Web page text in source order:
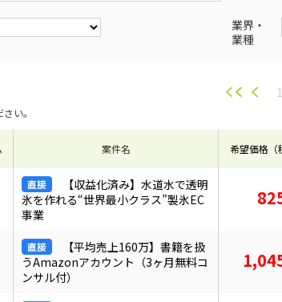
業界・
業種
1
い。
案件名 希望価格（
【収益化済み】水道水で透明
氷を作れる“世界最小クラス”製氷EC
事業
【平均売上160万】書籍を扱
うAmazonアカウント（3ヶ月無料コ
ンサル付）